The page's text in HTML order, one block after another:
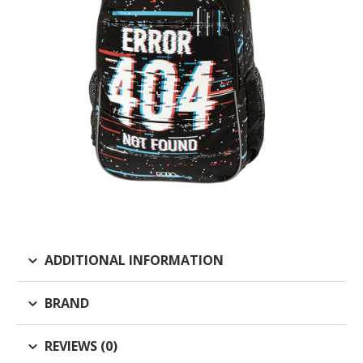
ADDITIONAL INFORMATION
BRAND
REVIEWS (0)